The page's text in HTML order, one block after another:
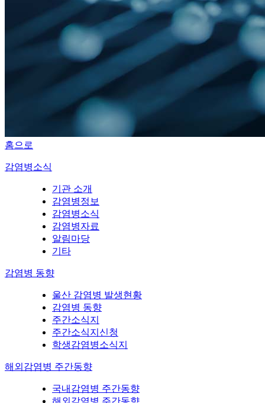
홈으로
감염병소식
기관 소개
감염병정보
감염병소식
감염병자료
알림마당
기타
감염병 동향
울산 감염병 발생현황
감염병 동향
주간소식지
주간소식지신청
학생감염병소식지
해외감염병 주간동향
국내감염병 주간동향
해외감염병 주간동향